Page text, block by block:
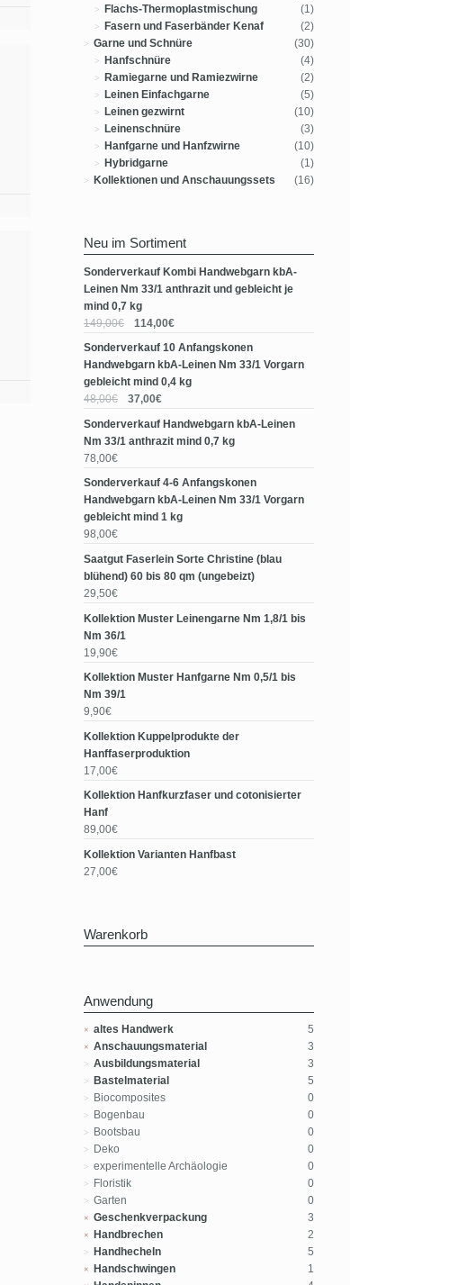
Flachs-Thermoplastmischung
(1)
Fasern und Faserbänder Kenaf
(2)
Garne und Schnüre
(30)
Hanfschnüre
(4)
Ramiegarne und Ramiezwirne
(2)
Leinen Einfachgarne
(5)
Leinen gezwirnt
(10)
Leinenschnüre
(3)
Hanfgarne und Hanfzwirne
(10)
Hybridgarne
(1)
Kollektionen und Anschauungssets
(16)
Neu im Sortiment
Sonderverkauf Kombi Handwebgarn kbA-
Leinen Nm 33/1 anthrazit und gebleicht je
mind 0,7 kg
149,00€
114,00€
Sonderverkauf 10 Anfangskonen
Handwebgarn kbA-Leinen Nm 33/1 Vorgarn
gebleicht mind 0,4 kg
48,00€
37,00€
Sonderverkauf Handwebgarn kbA-Leinen
Nm 33/1 anthrazit mind 0,7 kg
78,00€
Sonderverkauf 4-6 Anfangskonen
Handwebgarn kbA-Leinen Nm 33/1 Vorgarn
gebleicht mind 1 kg
98,00€
Saatgut Faserlein Sorte Christine (blau
blühend) 60 bis 80 qm (ungebeizt)
29,50€
Kollektion Muster Leinengarne Nm 1,8/1 bis
Nm 36/1
19,90€
Kollektion Muster Hanfgarne Nm 0,5/1 bis
Nm 39/1
9,90€
Kollektion Kuppelprodukte der
Hanffaserproduktion
17,00€
Kollektion Hanfkurzfaser und cotonisierter
Hanf
89,00€
Kollektion Varianten Hanfbast
27,00€
Warenkorb
Anwendung
altes Handwerk
5
Anschauungsmaterial
3
Ausbildungsmaterial
3
Bastelmaterial
5
Biocomposites
0
Bogenbau
0
Bootsbau
0
Deko
0
experimentelle Archäologie
0
Floristik
0
Garten
0
Geschenkverpackung
3
Handbrechen
2
Handhecheln
5
Handschwingen
1